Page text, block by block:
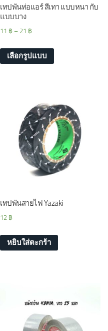
เทปพันท่อแอร์ สีเทา แบบหนา กับ
แบบบาง
11 ฿ – 21 ฿
เลือกรูปแบบ
เทปพันสายไฟ Yazaki
12 ฿
หยิบใส่ตะกร้า